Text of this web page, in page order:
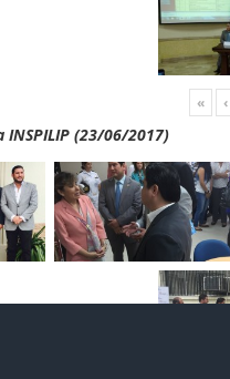
« ‹
(23/06/2017)